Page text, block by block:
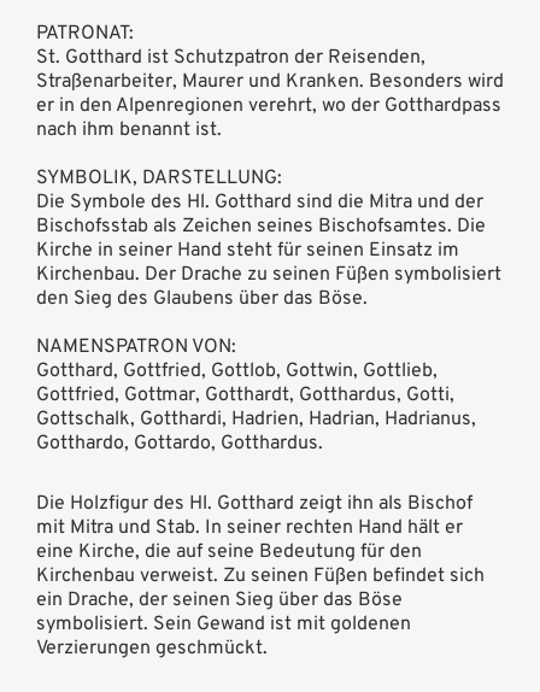
PATRONAT:
St. Gotthard ist Schutzpatron der Reisenden,
Straßenarbeiter, Maurer und Kranken. Besonders wird
er in den Alpenregionen verehrt, wo der Gotthardpass
nach ihm benannt ist.
SYMBOLIK, DARSTELLUNG:
Die Symbole des Hl. Gotthard sind die Mitra und der
Bischofsstab als Zeichen seines Bischofsamtes. Die
Kirche in seiner Hand steht für seinen Einsatz im
Kirchenbau. Der Drache zu seinen Füßen symbolisiert
den Sieg des Glaubens über das Böse.
NAMENSPATRON VON:
Gotthard, Gottfried, Gottlob, Gottwin, Gottlieb,
Gottfried, Gottmar, Gotthardt, Gotthardus, Gotti,
Gottschalk, Gotthardi, Hadrien, Hadrian, Hadrianus,
Gotthardo, Gottardo, Gotthardus.
Die Holzfigur des Hl. Gotthard zeigt ihn als Bischof
mit Mitra und Stab. In seiner rechten Hand hält er
eine Kirche, die auf seine Bedeutung für den
Kirchenbau verweist. Zu seinen Füßen befindet sich
ein Drache, der seinen Sieg über das Böse
symbolisiert. Sein Gewand ist mit goldenen
Verzierungen geschmückt.